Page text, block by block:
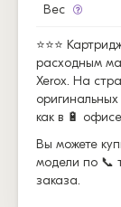
Вес
⭐⭐⭐
расходным
Xerox. На
как в 🔋
Вы можете
модели по 📞
заказа.